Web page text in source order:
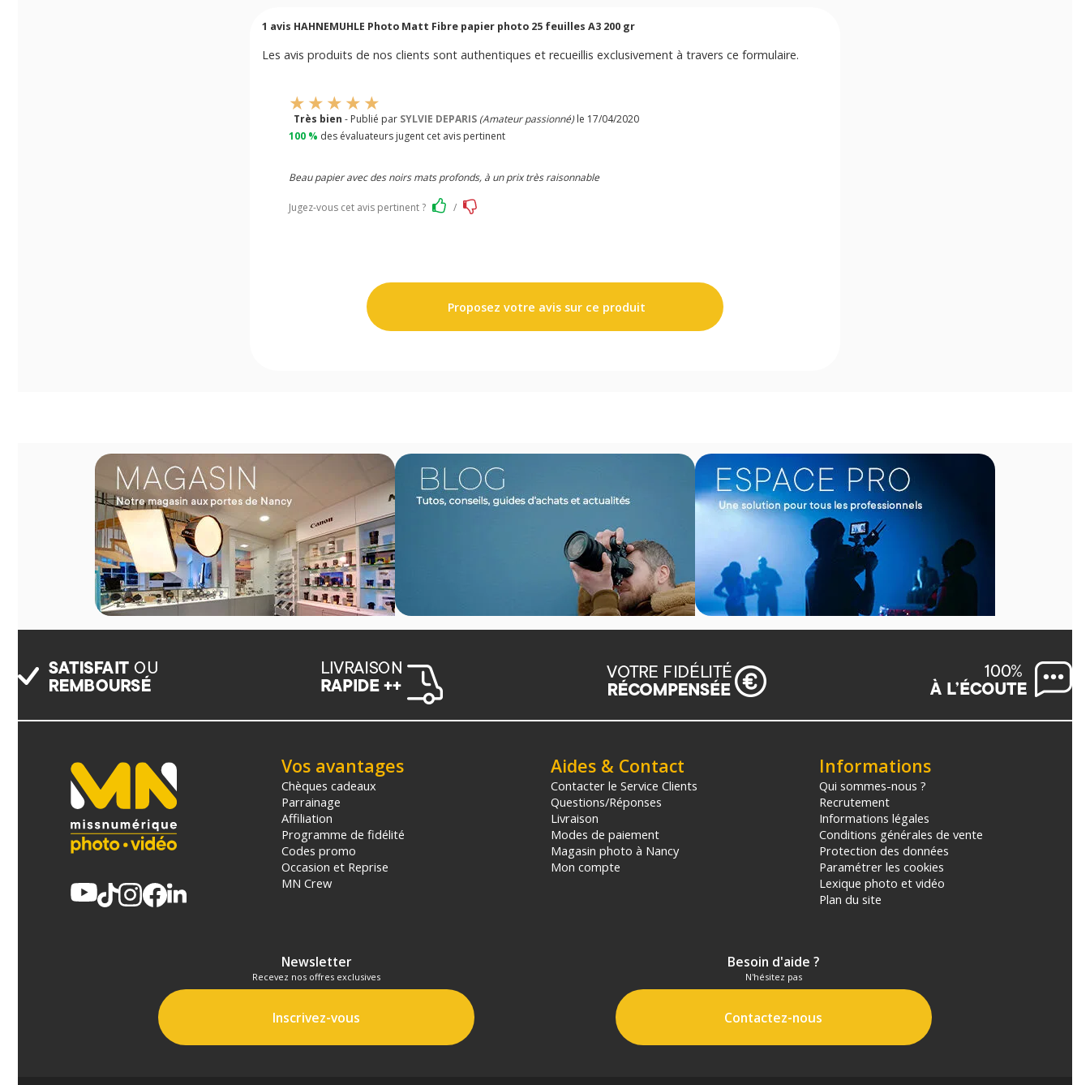
1 avis HAHNEMUHLE Photo Matt Fibre papier photo 25 feuilles A3 200 gr
Les avis produits de nos clients sont authentiques et recueillis exclusivement à travers ce formulaire.
Très bien - Publié par SYLVIE DEPARIS (Amateur passionné)le 17/04/2020
100 % des évaluateurs jugent cet avis pertinent
Beau papier avec des noirs mats profonds, à un prix très raisonnable
Jugez-vous cet avis pertinent ? /
Proposez votre avis sur ce produit
Vos avantages
Chèques cadeaux
Parrainage
Affiliation
Programme de fidélité
Codes promo
Occasion et Reprise
MN Crew
Aides & Contact
Contacter le Service Clients
Questions/Réponses
Livraison
Modes de paiement
Magasin photo à Nancy
Mon compte
Informations
Qui sommes-nous ?
Recrutement
Informations légales
Conditions générales de vente
Protection des données
Paramétrer les cookies
Lexique photo et vidéo
Plan du site
Newsletter
Recevez nos offres exclusives
Inscrivez-vous
Besoin d'aide ?
N'hésitez pas
Contactez-nous